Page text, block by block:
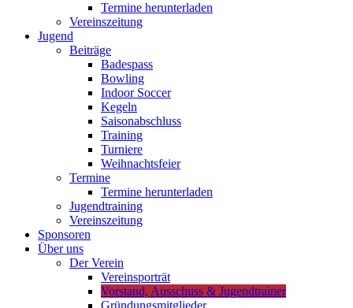
Termine herunterladen
Vereinszeitung
Jugend
Beiträge
Badespass
Bowling
Indoor Soccer
Kegeln
Saisonabschluss
Training
Turniere
Weihnachtsfeier
Termine
Termine herunterladen
Jugendtraining
Vereinszeitung
Sponsoren
Über uns
Der Verein
Vereinsporträt
Vorstand, Ausschuss & Jugendtrainer
Gründungsmitglieder